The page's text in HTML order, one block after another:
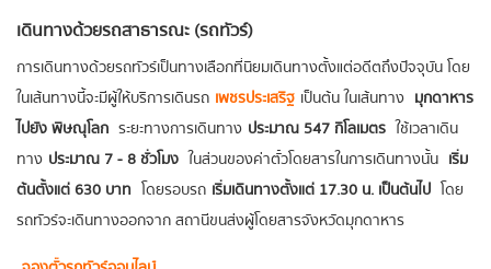
เดินทางด้วยรถสาธารณะ (รถทัวร์)
การเดินทางด้วยรถทัวร์เป็นทางเลือกที่นิยมเดินทางตั้งแต่อดีตถึงปัจจุบัน โดย
ในเส้นทางนี้จะมีผู้ให้บริการเดินรถ เพชรประเสริฐ เป็นต้น ในเส้นทาง มุกดาหาร
ไปยัง พิษณุโลก ระยะทางการเดินทาง ประมาณ 547 กิโลเมตร ใช้เวลาเดิน
ทาง ประมาณ 7 - 8 ชั่วโมง ในส่วนของค่าตั๋วโดยสารในการเดินทางนั้น เริ่ม
ต้นตั้งแต่ 630 บาท โดยรอบรถ เริ่มเดินทางตั้งแต่ 17.30 น. เป็นต้นไป โดย
รถทัวร์จะเดินทางออกจาก สถานีขนส่งผู้โดยสารจังหวัดมุกดาหาร